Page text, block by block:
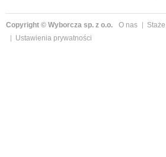
Copyright © Wyborcza sp. z o.o. O nas
Ustawienia prywatności